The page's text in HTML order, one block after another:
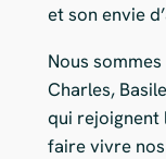
et son envie
Nous
Charles,
qui
faire vivre